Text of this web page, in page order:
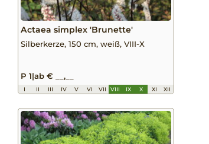
Actaea simplex 'Brunette'
Silberkerze, 150 cm, weiß, VIII-X
P 1|ab € __,__
I II III IV V VI VII VIII IX X XI XII